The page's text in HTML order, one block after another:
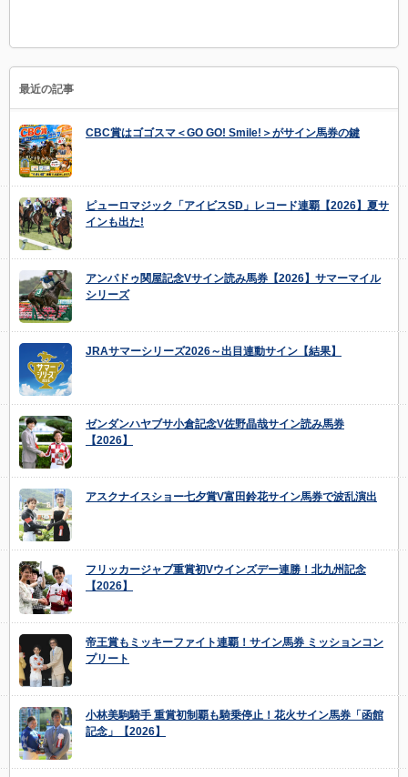
最近の記事
CBC賞はゴゴスマ＜GO GO! Smile!＞がサイン馬券の鍵
ピューロマジック「アイビスSD」レコード連覇【2026】夏サ
インも出た!
アンパドゥ関屋記念Vサイン読み馬券【2026】サマーマイル
シリーズ
JRAサマーシリーズ2026～出目連動サイン【結果】
ゼンダンハヤブサ小倉記念V佐野晶哉サイン読み馬券
【2026】
アスクナイスショー七夕賞V富田鈴花サイン馬券で波乱演出
フリッカージャブ重賞初Vウインズデー連勝！北九州記念
【2026】
帝王賞もミッキーファイト連覇！サイン馬券 ミッションコン
プリート
小林美駒騎手 重賞初制覇も騎乗停止！花火サイン馬券「函館
記念」【2026】